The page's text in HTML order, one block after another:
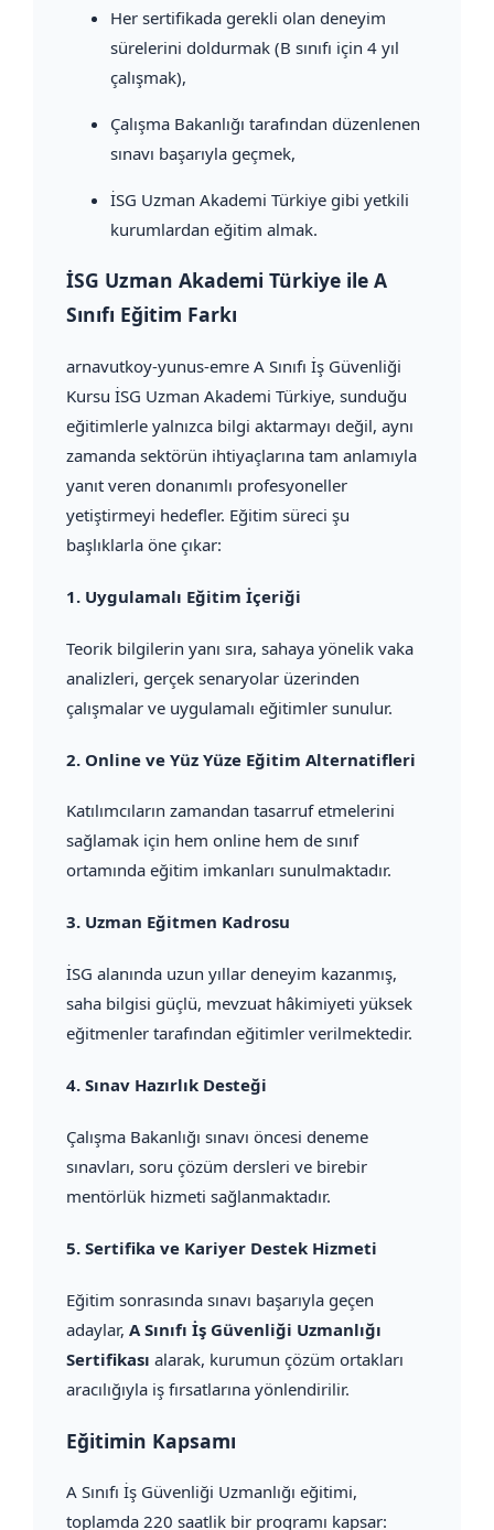
Her sertifikada gerekli olan deneyim
sürelerini doldurmak (B sınıfı için 4 yıl
çalışmak),
Çalışma Bakanlığı tarafından düzenlenen
sınavı başarıyla geçmek,
İSG Uzman Akademi Türkiye gibi yetkili
kurumlardan eğitim almak.
İSG Uzman Akademi Türkiye ile A
Sınıfı Eğitim Farkı
arnavutkoy-yunus-emre A Sınıfı İş Güvenliği
Kursu İSG Uzman Akademi Türkiye, sunduğu
eğitimlerle yalnızca bilgi aktarmayı değil, aynı
zamanda sektörün ihtiyaçlarına tam anlamıyla
yanıt veren donanımlı profesyoneller
yetiştirmeyi hedefler. Eğitim süreci şu
başlıklarla öne çıkar:
1. Uygulamalı Eğitim İçeriği
Teorik bilgilerin yanı sıra, sahaya yönelik vaka
analizleri, gerçek senaryolar üzerinden
çalışmalar ve uygulamalı eğitimler sunulur.
2. Online ve Yüz Yüze Eğitim Alternatifleri
Katılımcıların zamandan tasarruf etmelerini
sağlamak için hem online hem de sınıf
ortamında eğitim imkanları sunulmaktadır.
3. Uzman Eğitmen Kadrosu
İSG alanında uzun yıllar deneyim kazanmış,
saha bilgisi güçlü, mevzuat hâkimiyeti yüksek
eğitmenler tarafından eğitimler verilmektedir.
4. Sınav Hazırlık Desteği
Çalışma Bakanlığı sınavı öncesi deneme
sınavları, soru çözüm dersleri ve birebir
mentörlük hizmeti sağlanmaktadır.
5. Sertifika ve Kariyer Destek Hizmeti
Eğitim sonrasında sınavı başarıyla geçen
adaylar, A Sınıfı İş Güvenliği Uzmanlığı
Sertifikası alarak, kurumun çözüm ortakları
aracılığıyla iş fırsatlarına yönlendirilir.
Eğitimin Kapsamı
A Sınıfı İş Güvenliği Uzmanlığı eğitimi,
toplamda 220 saatlik bir programı kapsar: